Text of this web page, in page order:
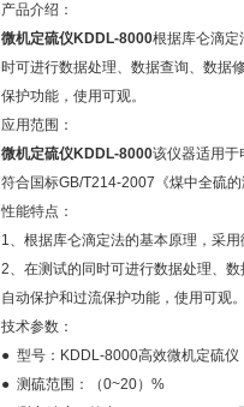
产品介绍：
微机定硫仪KDDL-8000根据库仑滴定
时可进行数据处理、数据查询、数据
保护功能，使用可观。
应用范围：
微机定硫仪KDDL-8000该仪器适用于
符合国标GB/T214-2007《煤中全硫
性能特点：
1、根据库仑滴定法的基本原理，采
2、在测试的同时可进行数据处理、
自动保护和过流保护功能，使用可观
技术参数：
● 型号：KDDL-8000高效微机定硫仪
● 测硫范围：（0~20）%